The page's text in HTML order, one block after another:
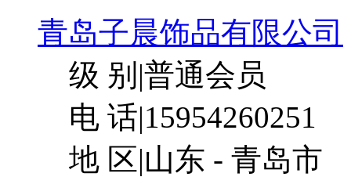
青岛子晨饰品有限公司
级 别 |普通会员
电 话|15954260251
地 区|山东 - 青岛市